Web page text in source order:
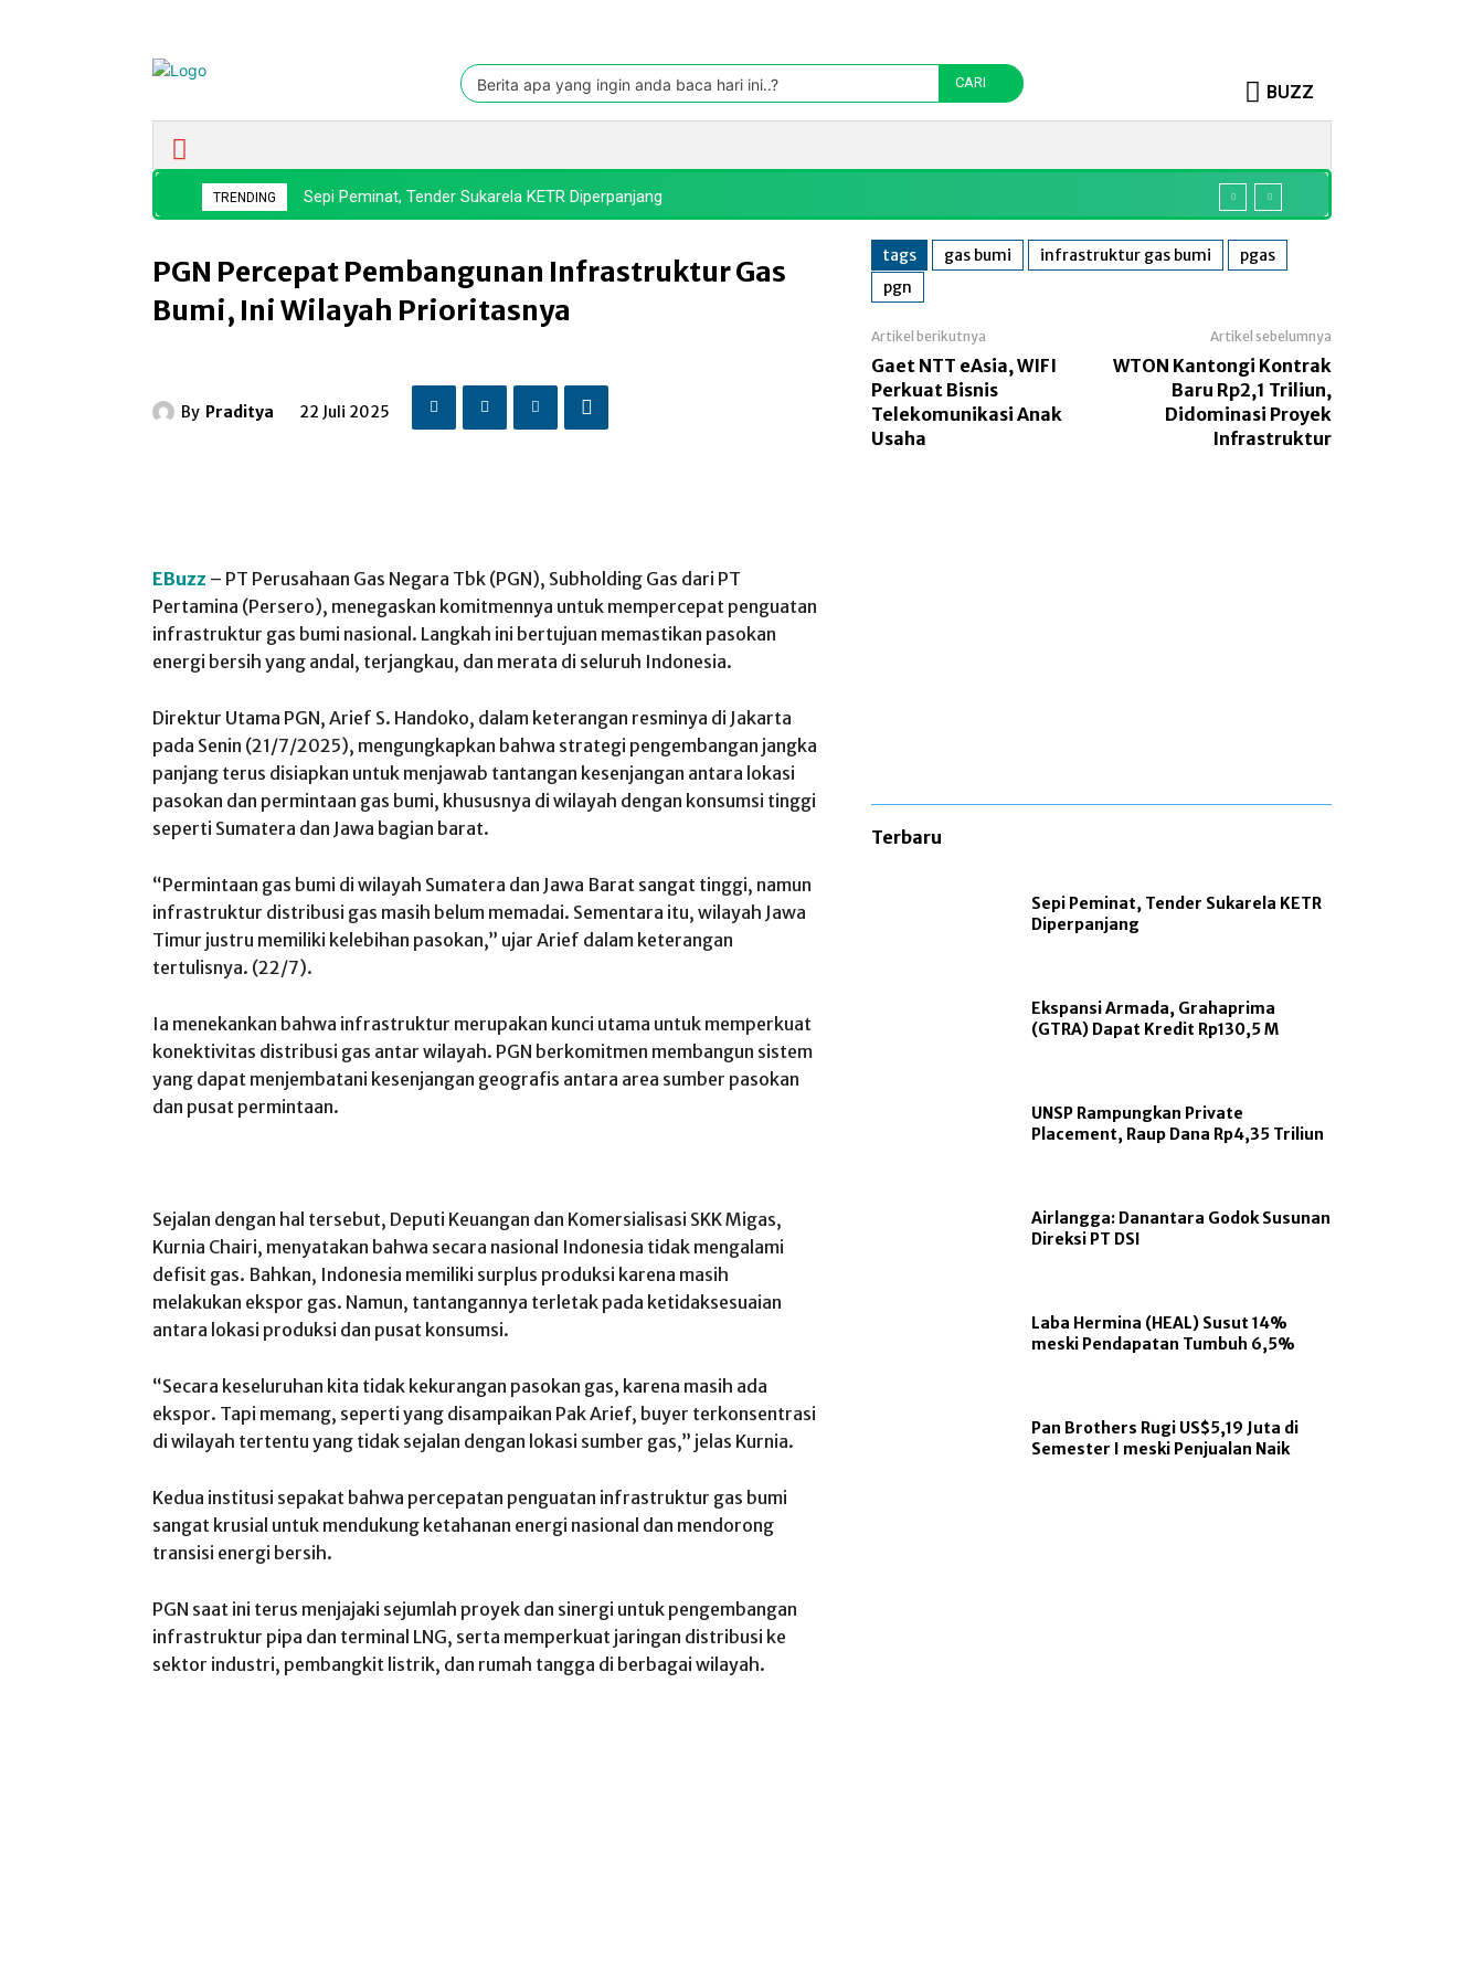
Pasaroleh TradingView
Berita apa yang ingin anda baca hari ini..? CARI BUZZ
TRENDING Sepi Peminat, Tender Sukarela KETR Diperpanjang
PGN Percepat Pembangunan Infrastruktur Gas
Bumi, Ini Wilayah Prioritasnya
By Praditya 22 Juli 2025
EBuzz – PT Perusahaan Gas Negara Tbk (PGN), Subholding Gas dari PT
Pertamina (Persero), menegaskan komitmennya untuk mempercepat penguatan
infrastruktur gas bumi nasional. Langkah ini bertujuan memastikan pasokan
energi bersih yang andal, terjangkau, dan merata di seluruh Indonesia.
Direktur Utama PGN, Arief S. Handoko, dalam keterangan resminya di Jakarta
pada Senin (21/7/2025), mengungkapkan bahwa strategi pengembangan jangka
panjang terus disiapkan untuk menjawab tantangan kesenjangan antara lokasi
pasokan dan permintaan gas bumi, khususnya di wilayah dengan konsumsi tinggi
seperti Sumatera dan Jawa bagian barat.
“Permintaan gas bumi di wilayah Sumatera dan Jawa Barat sangat tinggi, namun
infrastruktur distribusi gas masih belum memadai. Sementara itu, wilayah Jawa
Timur justru memiliki kelebihan pasokan,” ujar Arief dalam keterangan
tertulisnya. (22/7).
Ia menekankan bahwa infrastruktur merupakan kunci utama untuk memperkuat
konektivitas distribusi gas antar wilayah. PGN berkomitmen membangun sistem
yang dapat menjembatani kesenjangan geografis antara area sumber pasokan
dan pusat permintaan.
Sejalan dengan hal tersebut, Deputi Keuangan dan Komersialisasi SKK Migas,
Kurnia Chairi, menyatakan bahwa secara nasional Indonesia tidak mengalami
defisit gas. Bahkan, Indonesia memiliki surplus produksi karena masih
melakukan ekspor gas. Namun, tantangannya terletak pada ketidaksesuaian
antara lokasi produksi dan pusat konsumsi.
“Secara keseluruhan kita tidak kekurangan pasokan gas, karena masih ada
ekspor. Tapi memang, seperti yang disampaikan Pak Arief, buyer terkonsentrasi
di wilayah tertentu yang tidak sejalan dengan lokasi sumber gas,” jelas Kurnia.
Kedua institusi sepakat bahwa percepatan penguatan infrastruktur gas bumi
sangat krusial untuk mendukung ketahanan energi nasional dan mendorong
transisi energi bersih.
PGN saat ini terus menjajaki sejumlah proyek dan sinergi untuk pengembangan
infrastruktur pipa dan terminal LNG, serta memperkuat jaringan distribusi ke
sektor industri, pembangkit listrik, dan rumah tangga di berbagai wilayah.
tags gas bumi infrastruktur gas bumi
pgas
pgn
Artikel berikutnya
Gaet NTT eAsia, WIFI
Perkuat Bisnis
Telekomunikasi Anak
Usaha
Artikel sebelumnya
WTON Kantongi Kontrak
Baru Rp2,1 Triliun,
Didominasi Proyek
Infrastruktur
Terbaru
Sepi Peminat, Tender Sukarela KETR
Diperpanjang
Ekspansi Armada, Grahaprima
(GTRA) Dapat Kredit Rp130,5 M
UNSP Rampungkan Private
Placement, Raup Dana Rp4,35 Triliun
Airlangga: Danantara Godok Susunan
Direksi PT DSI
Laba Hermina (HEAL) Susut 14%
meski Pendapatan Tumbuh 6,5%
Pan Brothers Rugi US$5,19 Juta di
Semester I meski Penjualan Naik